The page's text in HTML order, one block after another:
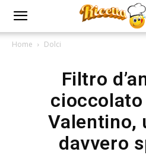
Home Dolci
Filtro
cioccolato
Valentino,
davvero